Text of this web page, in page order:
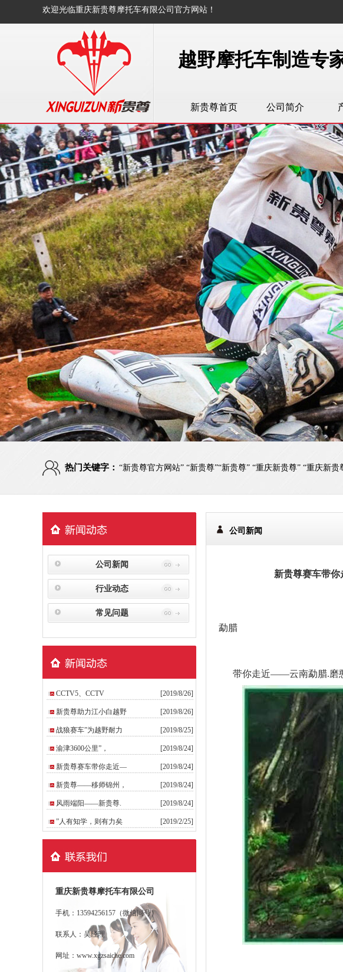
欢迎光临重庆新贵尊摩托车有限公司 官方网站！
越野摩托车制造专
新贵尊首页 公司简介
热门关键字： “新贵尊官方网站” “新贵尊”“新贵尊” “重庆新贵尊” “重庆新
公司新闻
行业动态
常见问题
CCTV5、CCTV [2019/8/26]
新贵尊助力江小白越野 [2019/8/26]
战狼赛车”为越野耐力 [2019/8/25]
渝津3600公里”， [2019/8/24]
新贵尊赛车带你走近— [2019/8/24]
新贵尊——移师锦州， [2019/8/24]
风雨端阳——新贵尊. [2019/8/24]
”人有知学，则有力矣 [2019/2/25]
重庆新贵尊摩托车有限公司
手机：13594256157（微信同号）
联系人：吴经理
网址：www.xgzsaiche.com
公司新闻
新贵尊赛车带
勐腊
带你走近——云南勐腊.磨憨